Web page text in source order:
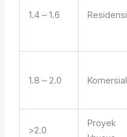
1.4 – 1.6
1.8 – 2.0 Komersial
>2.0
Proyek